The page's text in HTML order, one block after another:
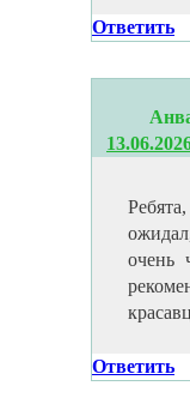
Ответить
очень
Ответить